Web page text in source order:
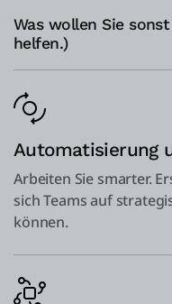
Was wollen Sie
helfen.)
Automatisierung
Arbeiten Sie smarter.
sich Teams auf
können.